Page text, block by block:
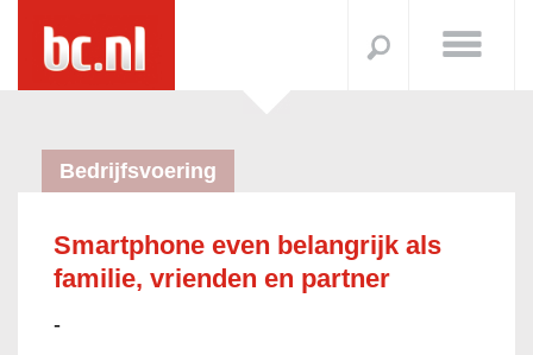
Bedrijfsvoering
Smartphone even belangrijk als
familie, vrienden en partner
-